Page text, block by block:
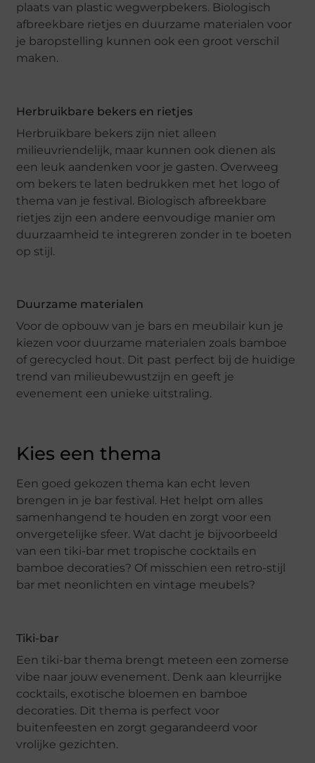
plaats van plastic wegwerpbekers. Biologisch
afbreekbare rietjes en duurzame materialen voor
je baropstelling kunnen ook een groot verschil
maken.
Herbruikbare bekers en rietjes
Herbruikbare bekers zijn niet alleen
milieuvriendelijk, maar kunnen ook dienen als
een leuk aandenken voor je gasten. Overweeg
om bekers te laten bedrukken met het logo of
thema van je festival. Biologisch afbreekbare
rietjes zijn een andere eenvoudige manier om
duurzaamheid te integreren zonder in te boeten
op stijl.
Duurzame materialen
Voor de opbouw van je bars en meubilair kun je
kiezen voor duurzame materialen zoals bamboe
of gerecycled hout. Dit past perfect bij de huidige
trend van milieubewustzijn en geeft je
evenement een unieke uitstraling.
Kies een thema
Een goed gekozen thema kan echt leven
brengen in je bar festival. Het helpt om alles
samenhangend te houden en zorgt voor een
onvergetelijke sfeer. Wat dacht je bijvoorbeeld
van een tiki-bar met tropische cocktails en
bamboe decoraties? Of misschien een retro-stijl
bar met neonlichten en vintage meubels?
Tiki-bar
Een tiki-bar thema brengt meteen een zomerse
vibe naar jouw evenement. Denk aan kleurrijke
cocktails, exotische bloemen en bamboe
decoraties. Dit thema is perfect voor
buitenfeesten en zorgt gegarandeerd voor
vrolijke gezichten.